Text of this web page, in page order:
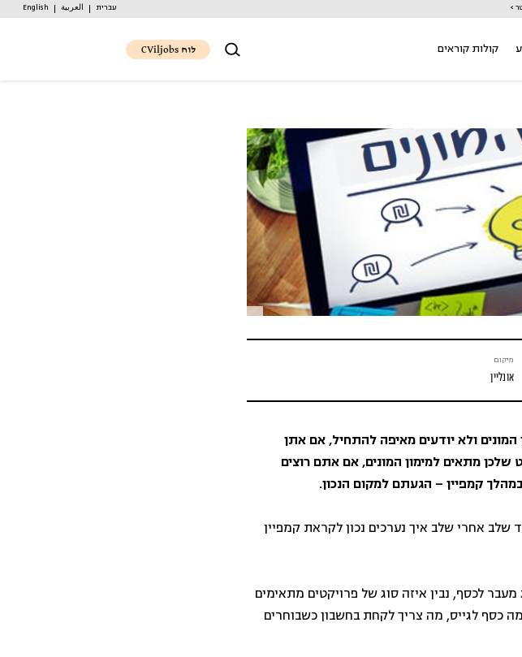
> עברית العربية English
קולות קוראים לוח CViljobs
מיקום
אונליין
המונים ולא יודעים מאיפה להתחיל, אם אתן
מתאים למימון המונים, אם אתם רוצים
קמפיין – הגעתם למקום הנכון.
אחרי שלב איך נערכים נכון לקראת קמפיין
לכסף, נבין איזה סוג של פרויקטים מתאימים
כסף לגייס, מה צריך לקחת בחשבון כשבוחרים